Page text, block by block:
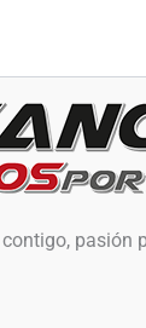
pasión